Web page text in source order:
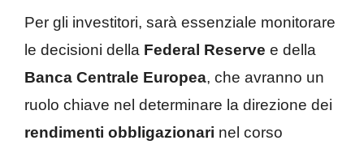
Per gli investitori, sarà essenziale monitorare
le decisioni della Federal Reserve e della
Banca Centrale Europea, che avranno un
ruolo chiave nel determinare la direzione dei
rendimenti obbligazionari nel corso